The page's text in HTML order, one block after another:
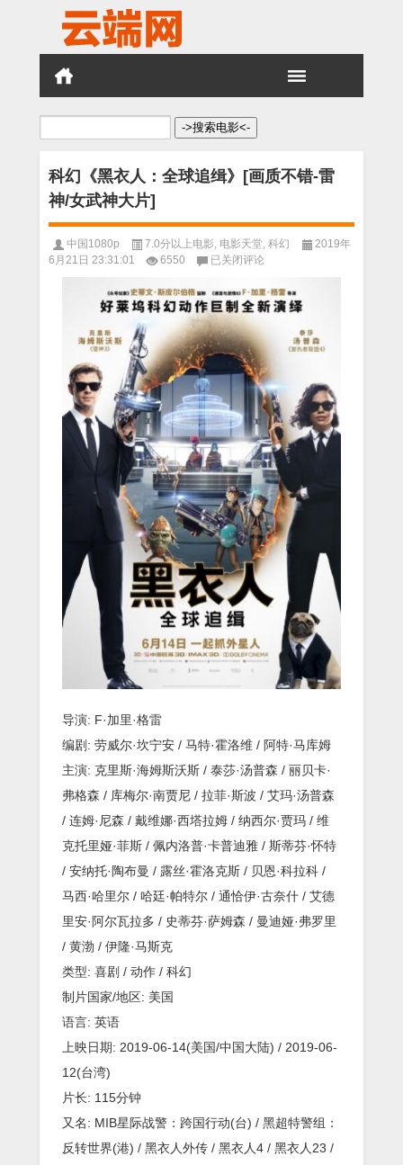
搜
科幻《黑衣人：全球追缉》[画质不错-雷
神/女武神大片]
中国1080p 7.0分以上电影 电影天堂 科幻
2019年
6月21日 23:31:01
6550
科
《黑
衣
人：
全
球
追
[画
质
不
错-
雷
神/
女
武
神
大
片]
已关闭评论
导演: F·加里·格雷
编剧: 劳威尔·坎宁安 / 马特·霍洛维 / 阿特·马库姆
主演: 克里斯·海姆斯沃斯 / 泰莎·汤普森 / 丽贝卡·
弗格森 / 库梅尔·南贾尼 / 拉菲·斯波 / 艾玛·汤普森
/ 连姆·尼森 / 戴维娜·西塔拉姆 / 纳西尔·贾玛 / 维
克托里娅·菲斯 / 佩内洛普·卡普迪雅 / 斯蒂芬·怀特
/ 安纳托·陶布曼 / 露丝·霍洛克斯 / 贝恩·科拉科 /
马西·哈里尔 / 哈廷·帕特尔 / 通恰伊·古奈什 / 艾德
里安·阿尔瓦拉多 / 史蒂芬·萨姆森 / 曼迪娅·弗罗里
/ 黄渤 / 伊隆·马斯克
类型: 喜剧 / 动作 / 科幻
制片国家/地区: 美国
语言: 英语
上映日期: 2019-06-14(美国/中国大陆) / 2019-06-
12(台湾)
片长: 115分钟
又名: MIB星际战警：跨国行动(台) / 黑超特警组：
反转世界(港) / 黑衣人外传 / 黑衣人4 / 黑衣人23 /